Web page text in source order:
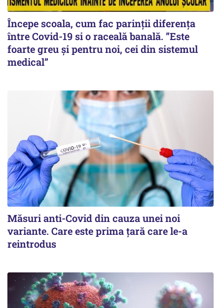
Începe scoala, cum fac parinții diferența
între Covid-19 si o raceală banală. ”Este
foarte greu și pentru noi, cei din sistemul
medical”
Măsuri anti-Covid din cauza unei noi
variante. Care este prima țară care le-a
reintrodus